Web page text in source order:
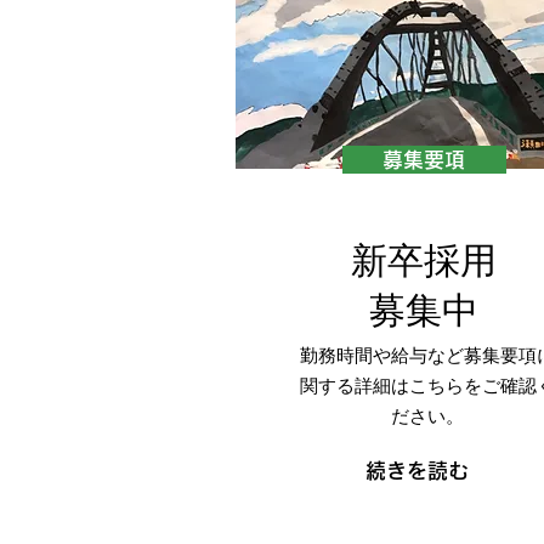
募集要項
新卒採用
​募集中
勤務時間や給与など募集要項
関する詳細はこちらをご確認
ださい。
続きを読む